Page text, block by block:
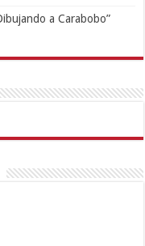
a Carabobo”